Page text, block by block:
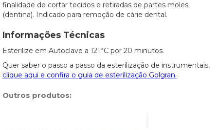
finalidade de cortar tecidos e retiradas de partes moles
(dentina). Indicado para remoção de cárie dental.
Informações Técnicas
Esterilize em Autoclave a 121°C por 20 minutos.
Quer saber o passo a passo da esterilização de instrumentais,
clique aqui e confira o guia de esterilização Golgran.
Outros produtos: